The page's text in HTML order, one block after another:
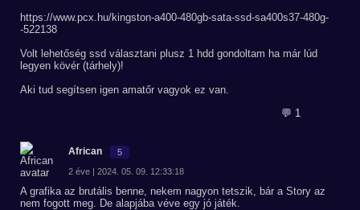
https://www.pcx.hu/kingston-a400-480gb-sata-ssd-sa400s37-480g-
-522138
Volt lehetőség ssd választani plusz 1 hdd gondoltam ha már lúd
legyen kövér (tárhely)!
Aki tud segítsen igen amatőr vagyok ez van.
💬 1
African 5
2 éve | 2024. 05. 09. 12:33:18
A grafika az brutális benne, nekem nagyon tetszik, bár a Story az
nem fogott meg. De alapjába véve egy jó játék.